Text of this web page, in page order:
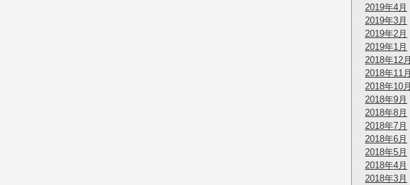
2019年4月
2019年3月
2019年2月
2019年1月
2018年12月
2018年11月
2018年10月
2018年9月
2018年8月
2018年7月
2018年6月
2018年5月
2018年4月
2018年3月